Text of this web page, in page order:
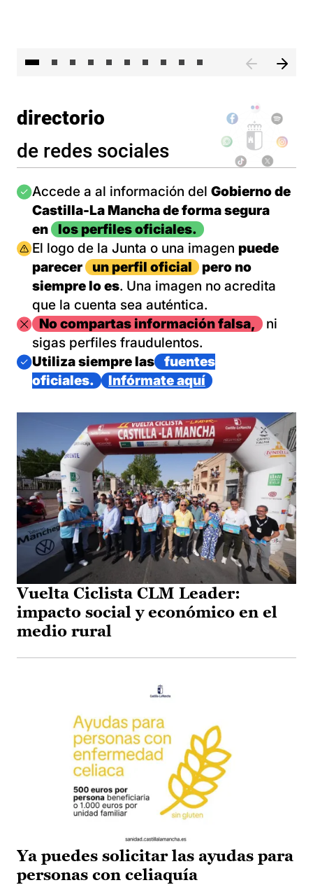
directorio
de redes sociales
Imagen
Accede a al información del Gobierno de
Castilla-La Mancha de forma segura
en
los perfiles oficiales.
Imagen
El logo de la Junta o una imagen puede
parecer
un perfil oficial
pero no
siempre lo es. Una imagen no acredita
que la cuenta sea auténtica.
ImagenNo compartas información falsa,
ni
sigas perfiles fraudulentos.
Imagen
Utiliza siempre las
fuentes
oficiales.
Infórmate aquí
Vuelta Ciclista CLM Leader:
impacto social y económico en el
medio rural
Ya puedes solicitar las ayudas para
personas con celiaquía